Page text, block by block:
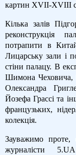
картин XVII-XVIII
Кілька залів
реконструкція
потрапити в
Лицарську зали і
стіни палацу. В
Шимона Чеховича,
Олександра
Йозефа Грассі та
французьких,
колекція.
Зауважимо
журналісти